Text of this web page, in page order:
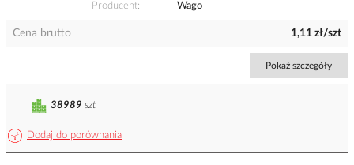
Producent
Wago
Cena brutto 1,11 zł/szt
Pokaż szczegóły
Dodaj do porównania
38989 szt